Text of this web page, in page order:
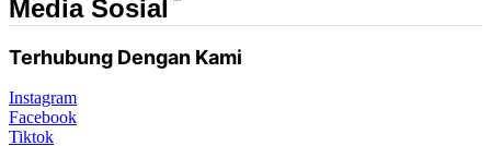
Media Sosial
Terhubung Dengan Kami
Instagram
Facebook
Tiktok